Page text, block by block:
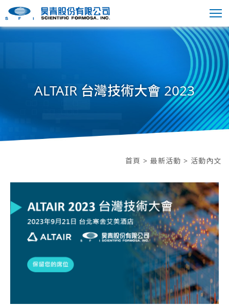
ALTAIR 台灣技術大會 2023
首頁 > 最新活動 > 活動內文